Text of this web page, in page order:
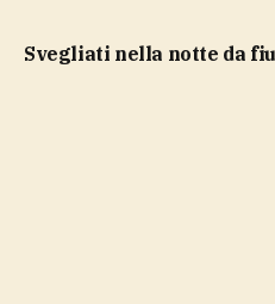
Svegliati nella notte da